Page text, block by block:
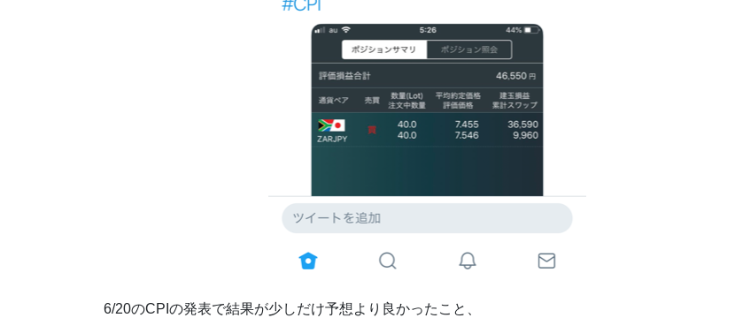
6/20のCPIの発表で結果が少しだけ予想より良かったこと、